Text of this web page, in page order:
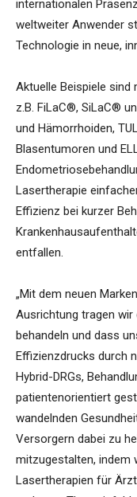
internationalen
weltweiter Anwender
Technologie in neue,
Aktuelle Beispiele sind
z.B. FiLaC®, SiLaC®
und Hämorrhoiden,
Blasentumoren und
Lasertherapie
Effizienz bei kurzer
entfallen.
„Mit dem neuen
Ausrichtung tragen wir
behandeln und dass
Effizienzdrucks durch
Hybrid-DRGs,
patientenorientiert
wandelnden
Versorgern dabei zu
mitzugestalten, indem
Lasertherapien für